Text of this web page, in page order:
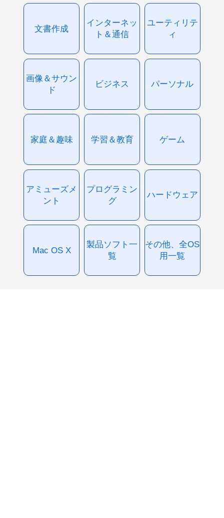
文書作成
インターネッ
ト＆通信
ユーティリテ
ィ
画像＆サウン
ド
ビジネス パーソナル
家庭＆趣味 学習＆教育 ゲーム
アミューズメ
ント
プログラミン
グ
ハードウェア
Mac OS X
製品ソフト一
覧
その他、全OS
用一覧